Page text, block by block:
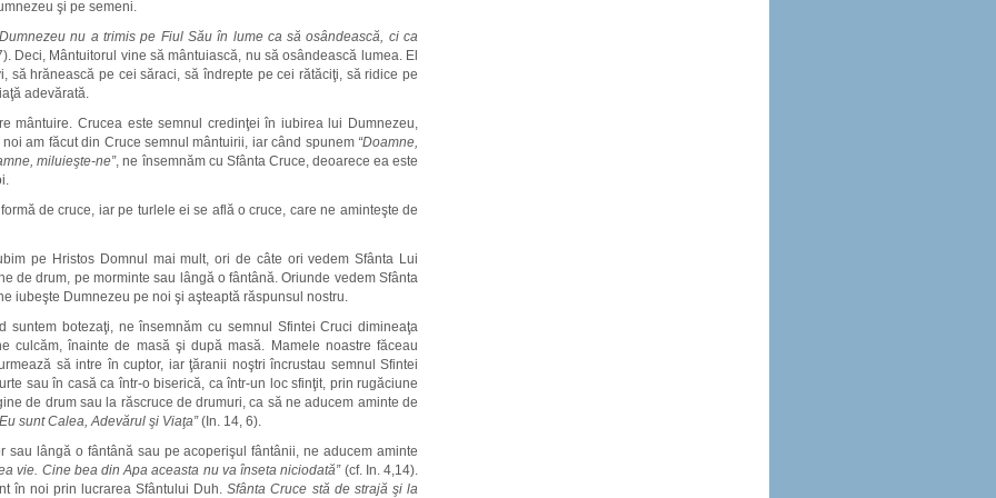
şi pe semeni.
Dumnezeu nu a trimis pe Fiul Său în lume ca să osândească, ci ca
Deci, Mântuitorul vine să mântuiască, nu să osândească lumea. El
să hrănească pe cei săraci, să îndrepte pe cei rătăciţi, să ridice pe
adevărată.
mântuire. Crucea este semnul credinţei în iubirea lui Dumnezeu,
am făcut din Cruce semnul mântuirii, iar când spunem “Doamne,
miluieşte-ne”, ne însemnăm cu Sfânta Cruce, deoarece ea este
de cruce, iar pe turlele ei se află o cruce, care ne aminteşte de
pe Hristos Domnul mai mult, ori de câte ori vedem Sfânta Lui
de drum, pe morminte sau lângă o fântână. Oriunde vedem Sfânta
iubeşte Dumnezeu pe noi şi aşteaptă răspunsul nostru.
suntem botezaţi, ne însemnăm cu semnul Sfintei Cruci dimineaţa
culcăm, înainte de masă şi după masă. Mamele noastre făceau
să intre în cuptor, iar ţăranii noştri încrustau semnul Sfintei
sau în casă ca într-o biserică, ca într-un loc sfinţit, prin rugăciune
de drum sau la răscruce de drumuri, ca să ne aducem aminte de
sunt Calea, Adevărul şi Viaţa”(In. 14, 6).
sau lângă o fântână sau pe acoperişul fântânii, ne aducem aminte
vie. Cine bea din Apa aceasta nu va înseta niciodată”(cf. In. 4,14).
în noi prin lucrarea Sfântului Duh.Sfânta Cruce stă de strajă şi la